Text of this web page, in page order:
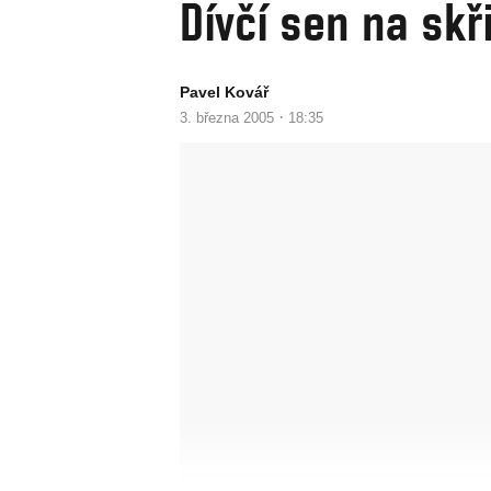
Dívčí sen na
Pavel Kovář
3. března 2005 · 18:35